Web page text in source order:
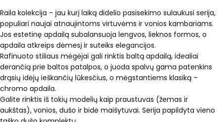
Raila kolekcija – jau kurį laiką didelio pasisekimo sulaukusi serija,
populiari naujai atnaujintoms virtuvėms ir vonios kambariams.
Jos estetinę apdailą subalansuoja lengvos, lieknos formos, o
apdaila atkreips dėmesį ir suteiks elegancijos.
Rafinuoto stiliaus mėgėjai gali rinktis baltą apdailą, idealiai
derančią prie baltos patalpos, o juoda spalvų gama patenkins
drąsių idėjų ieškančių lūkesčius, o mėgstantiems klasiką –
chromo apdaila.
Galite rinktis iš tokių modelių kaip praustuvas (žemas ir
aukštas), vonios, dušo ir bidė maišytuvai. Serija papildyta vieno